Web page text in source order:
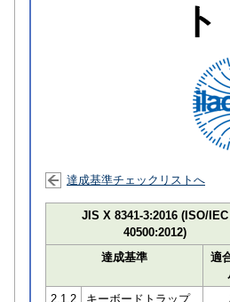
ト
達成基準チェックリストへ
JIS X 8341-3:2016 (ISO/IEC
40500:2012)
達成基準
適
2.1.2
キーボードトラップ